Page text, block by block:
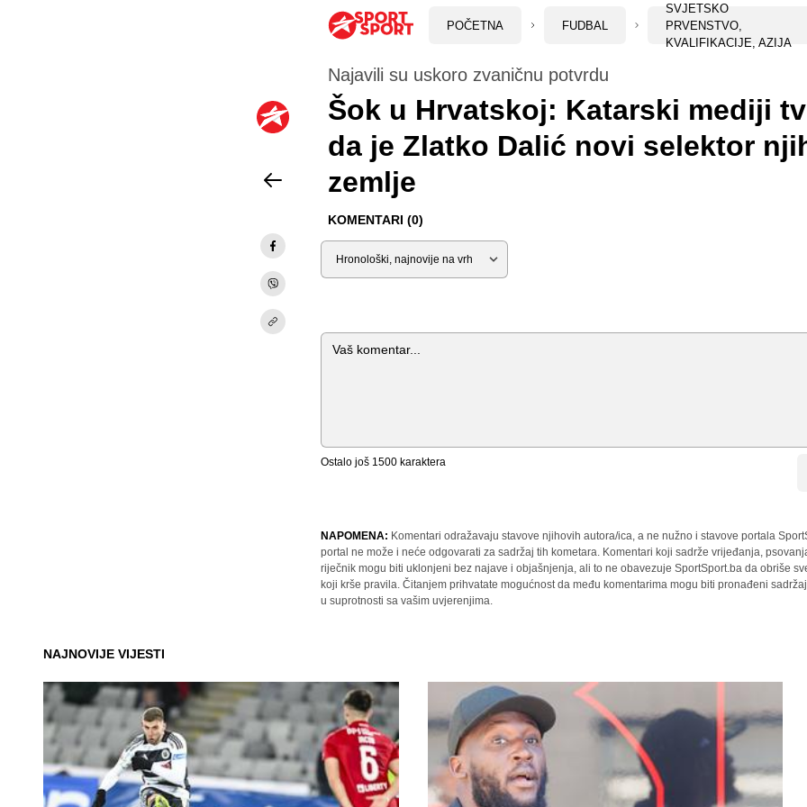
POČETNA FUDBAL
SVJETSKO
PRVENSTVO,
KVALIFIKACIJE, AZIJA
Najavili su uskoro zvaničnu potvrdu
Šok u Hrvatskoj: Katarski mediji
da je Zlatko Dalić novi selektor
zemlje
KOMENTARI (0)
Sortiraj
Komentar
Ostalo još 1500 karaktera
NAPOMENA: Komentari odražavaju stavove njihovih autora/ica, a ne nužno i stavove portala
portal ne može i neće odgovarati za sadržaj tih kometara. Komentari koji sadrže vrijeđanja,
riječnik mogu biti uklonjeni bez najave i objašnjenja, ali to ne obavezuje SportSport.ba da obriše
koji krše pravila. Čitanjem prihvatate mogućnost da među komentarima mogu biti pronađeni
u suprotnosti sa vašim uvjerenjima.
NAJNOVIJE VIJESTI